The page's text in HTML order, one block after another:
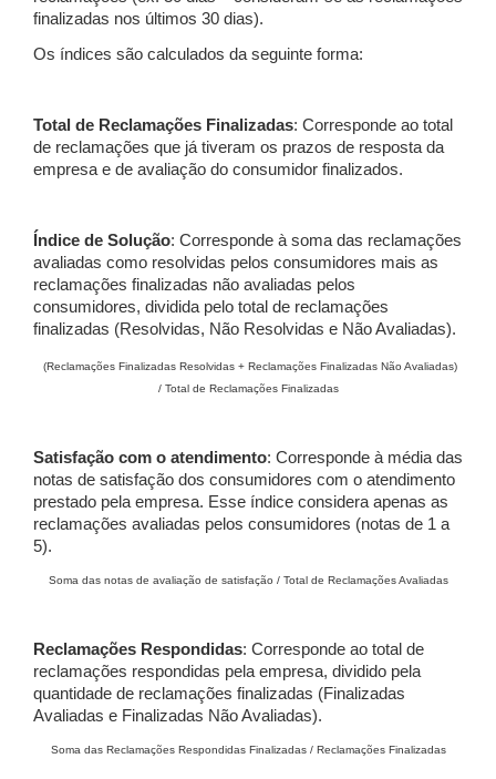
finalizadas nos últimos 30 dias).
Os índices são calculados da seguinte forma:
Total de Reclamações Finalizadas: Corresponde ao total
de reclamações que já tiveram os prazos de resposta da
empresa e de avaliação do consumidor finalizados.
Índice de Solução: Corresponde à soma das reclamações
avaliadas como resolvidas pelos consumidores mais as
reclamações finalizadas não avaliadas pelos
consumidores, dividida pelo total de reclamações
finalizadas (Resolvidas, Não Resolvidas e Não Avaliadas).
(Reclamações Finalizadas Resolvidas + Reclamações Finalizadas Não Avaliadas)
/ Total de Reclamações Finalizadas
Satisfação com o atendimento: Corresponde à média das
notas de satisfação dos consumidores com o atendimento
prestado pela empresa. Esse índice considera apenas as
reclamações avaliadas pelos consumidores (notas de 1 a
5).
Soma das notas de avaliação de satisfação / Total de Reclamações Avaliadas
Reclamações Respondidas: Corresponde ao total de
reclamações respondidas pela empresa, dividido pela
quantidade de reclamações finalizadas (Finalizadas
Avaliadas e Finalizadas Não Avaliadas).
Soma das Reclamações Respondidas Finalizadas / Reclamações Finalizadas